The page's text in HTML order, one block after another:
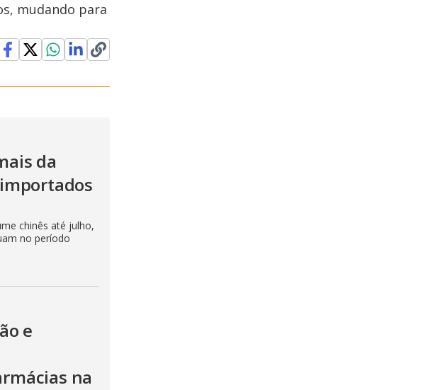
mudando para
da
chinês até julho,
no período
e
na